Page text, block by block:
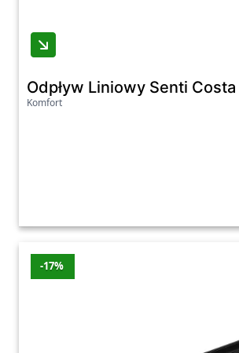
Odpływ Liniowy Senti
Komfort
-17%